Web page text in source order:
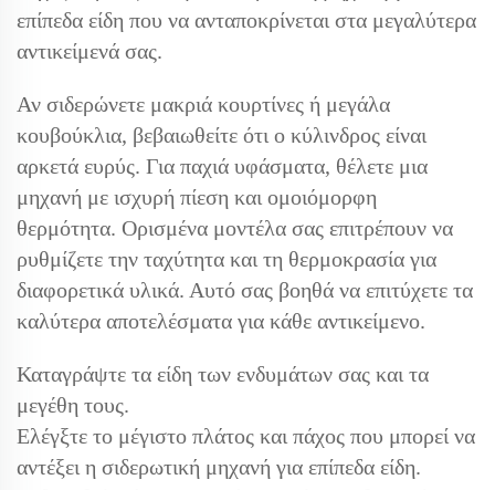
επίπεδα είδη που να ανταποκρίνεται στα μεγαλύτερα
αντικείμενά σας.
Αν σιδερώνετε μακριά κουρτίνες ή μεγάλα
κουβούκλια, βεβαιωθείτε ότι ο κύλινδρος είναι
αρκετά ευρύς. Για παχιά υφάσματα, θέλετε μια
μηχανή με ισχυρή πίεση και ομοιόμορφη
θερμότητα. Ορισμένα μοντέλα σας επιτρέπουν να
ρυθμίζετε την ταχύτητα και τη θερμοκρασία για
διαφορετικά υλικά. Αυτό σας βοηθά να επιτύχετε τα
καλύτερα αποτελέσματα για κάθε αντικείμενο.
Καταγράψτε τα είδη των ενδυμάτων σας και τα
μεγέθη τους.
Ελέγξτε το μέγιστο πλάτος και πάχος που μπορεί να
αντέξει η σιδερωτική μηχανή για επίπεδα είδη.